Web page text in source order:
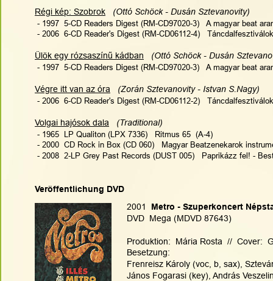
Régi kép: Szobrok
(Ottó Schöck - Dusán Sztevanovity)
- 1997  5-CD Readers Digest (RM-CD97020-3)   A magyar beat
- 2006  6-CD Reader's Digest (RM-CD06112-4)
Ülök egy rózsaszínű kádban
(Ottó Schöck - Dusán
- 1997  5-CD Readers Digest (RM-CD97020-3)   A magyar beat
Végre itt van az óra
(Zorán Sztevanovity - Istvan S.Nagy)
- 2006  6-CD Reader's Digest (RM-CD06112-2)
Volgai hajósok dala
(Traditional)
- 1965  LP Qualiton (LPX 7336)   Ritmus 65  (A-4)
- 2000  CD Rock in Box (CD 060)   Magyar Beatzenekarok
- 2008  2-LP Grey Past Records (DUST 005)   Paprikázz fel! -
Veröffentlichung DVD
2001 Metro - Szuperkoncert
DVD  Mega (MDVD 87643)
Produktion:  Mária Rosta  //  Cover:
Besetzung:
Frenreisz Károly (voc, b, sax),
János Fogarasi (key), András